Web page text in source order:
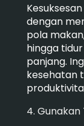
dengan
pola
hingga
panjang.
kesehatan
4.